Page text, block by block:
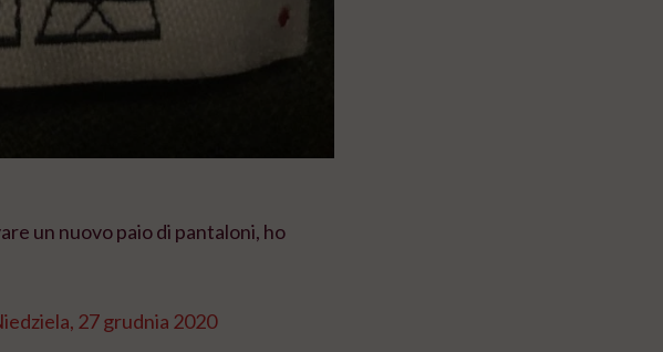
un nuovo paio di pantaloni, ho
27 grudnia 2020